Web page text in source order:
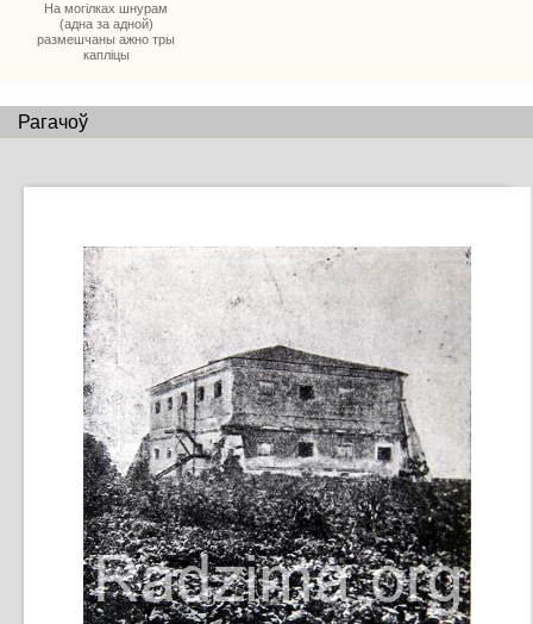
На могілках шнурам
(адна за адной)
размешчаны ажно тры
капліцы
Рагачоў